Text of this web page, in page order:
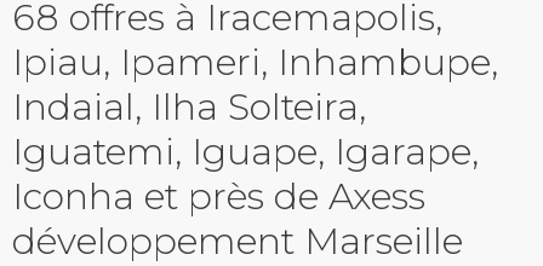
68 offres à Iracemapolis,
Ipiau, Ipameri, Inhambupe,
Indaial, Ilha Solteira,
Iguatemi, Iguape, Igarape,
Iconha et près de Axess
développement Marseille